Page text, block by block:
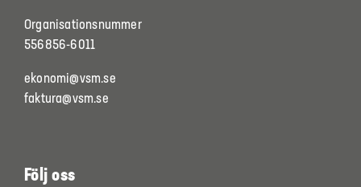
Organisationsnummer
556856-6011
ekonomi@vsm.se
faktura@vsm.se
Följ oss